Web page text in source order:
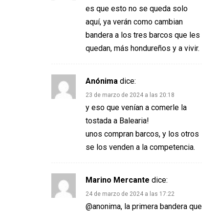
es que esto no se queda solo
aquí, ya verán como cambian
bandera a los tres barcos que les
quedan, más hondureños y a vivir.
Anónima dice:
23 de marzo de 2024 a las 20:18
y eso que venían a comerle la
tostada a Balearia!
unos compran barcos, y los otros
se los venden a la competencia.
Marino Mercante dice:
24 de marzo de 2024 a las 17:22
@anonima, la primera bandera que